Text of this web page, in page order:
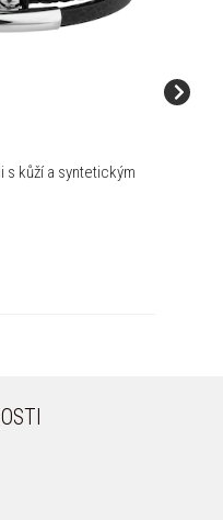
kůží a syntetickým